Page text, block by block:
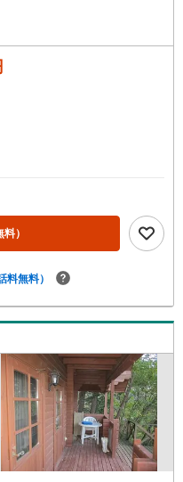
料）
料無料）